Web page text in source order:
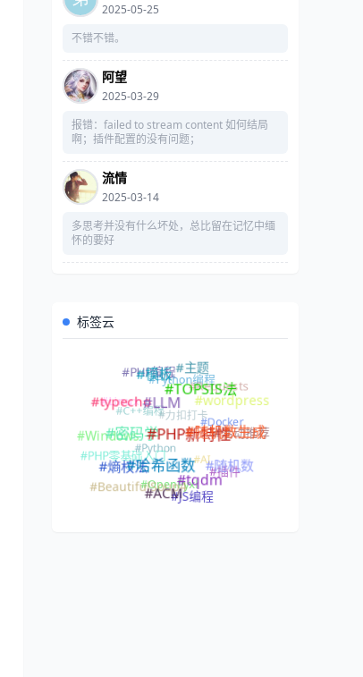
2025-05-25
不错不错。
阿望
2025-03-29
报错：failed to stream content 如何结局
啊；插件配置的没有问题；
流情
2025-03-14
多思考并没有什么坏处，总比留在记忆中缅
怀的要好
标签云
#C++编程
#Linux
#PHP编程
#Python编程
#力扣打卡
#Python
#PHP零基础入门
#Windows
#typecho
#模板#主题
#Requests
#Docker
#AI
#OpenPyxl
#BeautifulSoup4
#熵权法
#密码学
#LLM
#TOPSIS法
#wordpress
#活动推荐
#插件
#JS编程
#ACM
#哈希函数
#PHP新特性
#随机数生成
#随机数
#tqdm